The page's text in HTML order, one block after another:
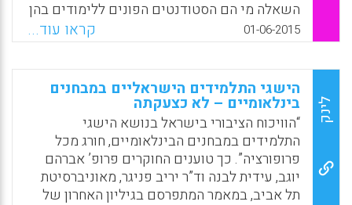
השאלה מי הם הסטודנטים הפונים ללימודים בהן
ומדוע הם עושים זאת. מחקר זה מבקש לענות על
השאלה, והוא מתבסס על שאלון שהועבר בשנת
הלימודים תשס"ז ל־432 סטודנטים בשבע תכניות
חוץ־תקציביות ובשבע תכניות פנים־תקציביות
המקבילות להן באוניברסיטת תל אביב. המחקר
משווה בין שני סוגי התכניות מבחינת מאפייני
הסטודנטים, מניעיהם ללימודי התואר השני
ועמדותיהם כלפי האוניברסיטה (אברהם יוגב,
עדית ליבנה, עודד מקדוסי).
01-06-2015 קראו עוד...
לינק
הישגי התלמידים הישראליים במבחנים
בינלאומיים – לא כצעקתה
“הוויכוח הציבורי בישראל בנושא הישגי
התלמידים במבחנים הבינלאומיים, חורג מכל
פרופורציה”. כך טוענים החוקרים פרופ’ אברהם
יוגב, עידית לבנה וד”ר יריב פניגר, מאוניברסיטת
תל אביב, במאמר המתפרסם בגיליון האחרון של